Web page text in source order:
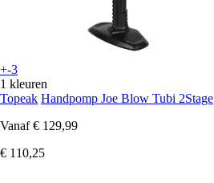
+-3
1 kleuren
Topeak Handpomp Joe Blow Tubi 2Stage
Vanaf € 129,99
€ 110,25